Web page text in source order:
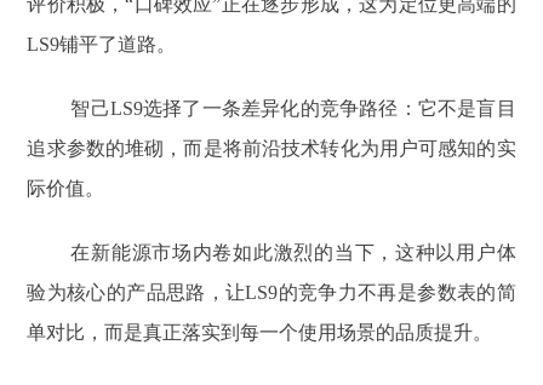
评价积极，“口碑效应”正在逐步形成，这为定位更高端的
LS9铺平了道路。
智己LS9选择了一条差异化的竞争路径：它不是盲目
追求参数的堆砌，而是将前沿技术转化为用户可感知的实
际价值。
在新能源市场内卷如此激烈的当下，这种以用户体
验为核心的产品思路，让LS9的竞争力不再是参数表的简
单对比，而是真正落实到每一个使用场景的品质提升。